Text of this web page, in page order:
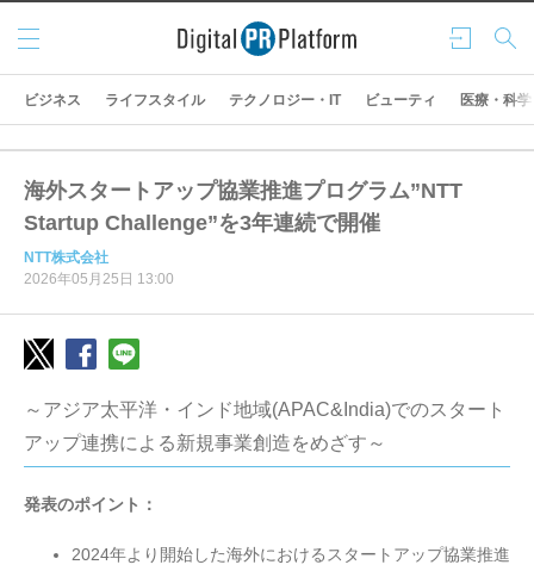
ログ
イン
検索
メニ
ュー
ビジネス ライフスタイル テクノロジー・IT ビューティ 医療・科学
海外スタートアップ協業推進プログラム”NTT
Startup Challenge”を3年連続で開催
NTT株式会社
2026年05月25日 13:00
～アジア太平洋・インド地域(APAC&India)でのスタート
アップ連携による新規事業創造をめざす～
発表のポイント：
2024年より開始した海外におけるスタートアップ協業推進